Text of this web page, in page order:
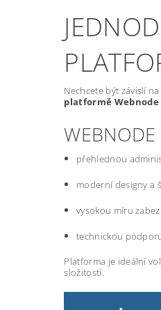
Nechcete být závislí
platformě Webnode
přehlednou
moderní designy a
vysokou míru
technickou
Platforma je ideální
složitostí.